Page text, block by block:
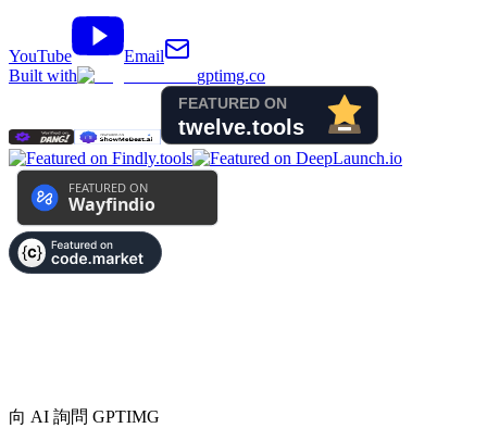
YouTube
Email
Built with
gptimg.co
向 AI 詢問 GPTIMG